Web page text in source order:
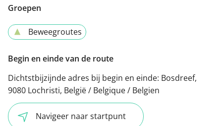
Groepen
Beweegroutes
Begin en einde van de route
Dichtstbijzijnde adres bij begin en einde: Bosdreef,
9080 Lochristi, België / Belgique / Belgien
Navigeer naar startpunt